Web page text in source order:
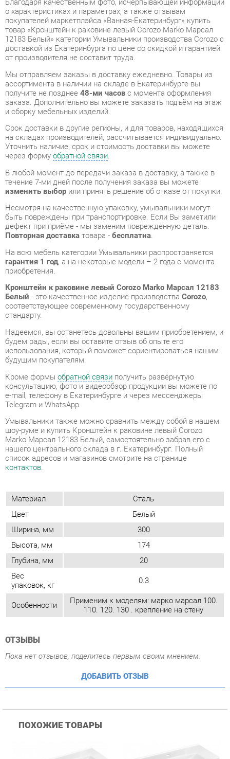
от производителя не составит труда.
Мы отправляем заказы в доставку ежедневно. Товары из
ассортимента в наличии на складе в Екатеринбурге вы
получите не позднее48-ми часовс момента оформления
заказа. Дополнительно вы можете заказать подъём на этаж
и сборку мебельных изделий.
Срок доставки в другие регионы, и для товаров, находящихся
на складах производителей, рассчитывается индивидуально.
Уточнить наличие, срок и стоимость доставки вы можете
через формуобратной связи.
течение 7-ми дней после получения заказа вы можете
изменить выборили принять решение об отказе от покупки.
Несмотря на качественную упаковку, умывальники могут
быть повреждены при транспортировке. Если Вы заметили
дефект при приёме - мы заменим поврежденную деталь.
Повторная доставкатовара -бесплатна.
На всю мебель категории Умывальники распространяется
гарантия 1 год, а на некоторые модели – 2 года с момента
приобретения.
Кронштейн к раковине левый Corozo Marko Марсал 12183
Белый- это качественное изделие производства
соответствующее современному государственному
стандарту.
Надеемся, вы останетесь довольны вашим приобретением, и
использования, который поможет сориентироваться нашим
будущим покупателям.
Кроме формы
e-mail, телефону в Екатеринбурге и через мессенджеры
Telegram и WhatsApp.
Умывальники также можно сравнить между собой в нашем
шоу-руме и купить Кронштейн к раковине левый Corozo
Marko Марсал 12183 Белый, самостоятельно забрав его с
нашего центрального склада в г. Екатеринбург. Полный
список адресов и магазинов смотрите на странице
контактов.
Материал Сталь
Цвет
Белый
Ширина, мм
300
Глубина, мм
20
Вес
упаковок, кг
0.3
Особенности
Применим к моделям: марко марсал 100.
110. 120. 130 . крепление на стену
ОТЗЫВЫ
Пока нет отзывов, поделитесь первым своим мнением.
ДОБАВИТЬ ОТЗЫВ
Элеганс 75 7672 Белая